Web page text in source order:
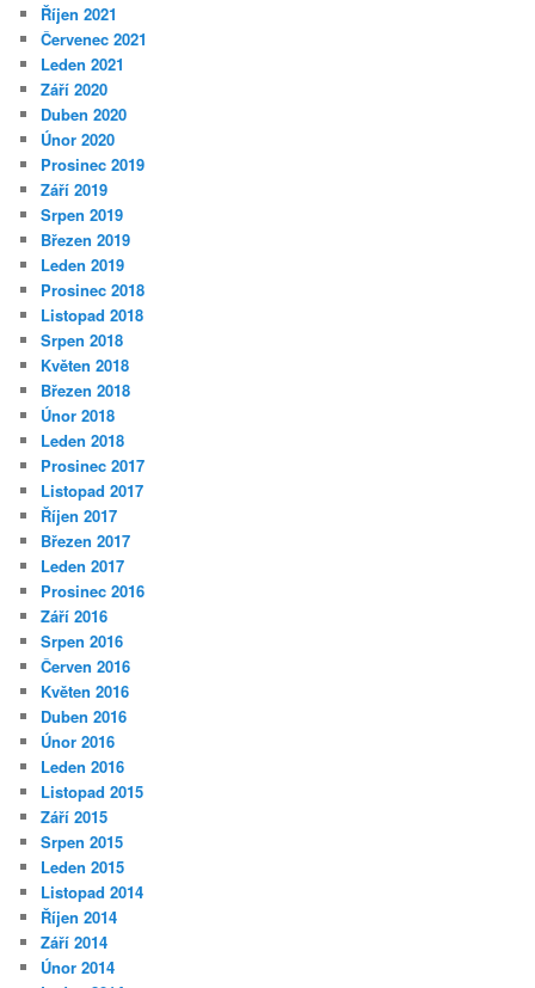
Říjen 2021
Červenec 2021
Leden 2021
Září 2020
Duben 2020
Únor 2020
Prosinec 2019
Září 2019
Srpen 2019
Březen 2019
Leden 2019
Prosinec 2018
Listopad 2018
Srpen 2018
Květen 2018
Březen 2018
Únor 2018
Leden 2018
Prosinec 2017
Listopad 2017
Říjen 2017
Březen 2017
Leden 2017
Prosinec 2016
Září 2016
Srpen 2016
Červen 2016
Květen 2016
Duben 2016
Únor 2016
Leden 2016
Listopad 2015
Září 2015
Srpen 2015
Leden 2015
Listopad 2014
Říjen 2014
Září 2014
Únor 2014